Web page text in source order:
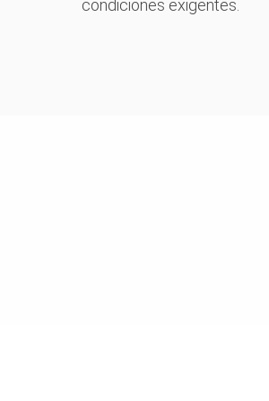
condiciones exigentes.